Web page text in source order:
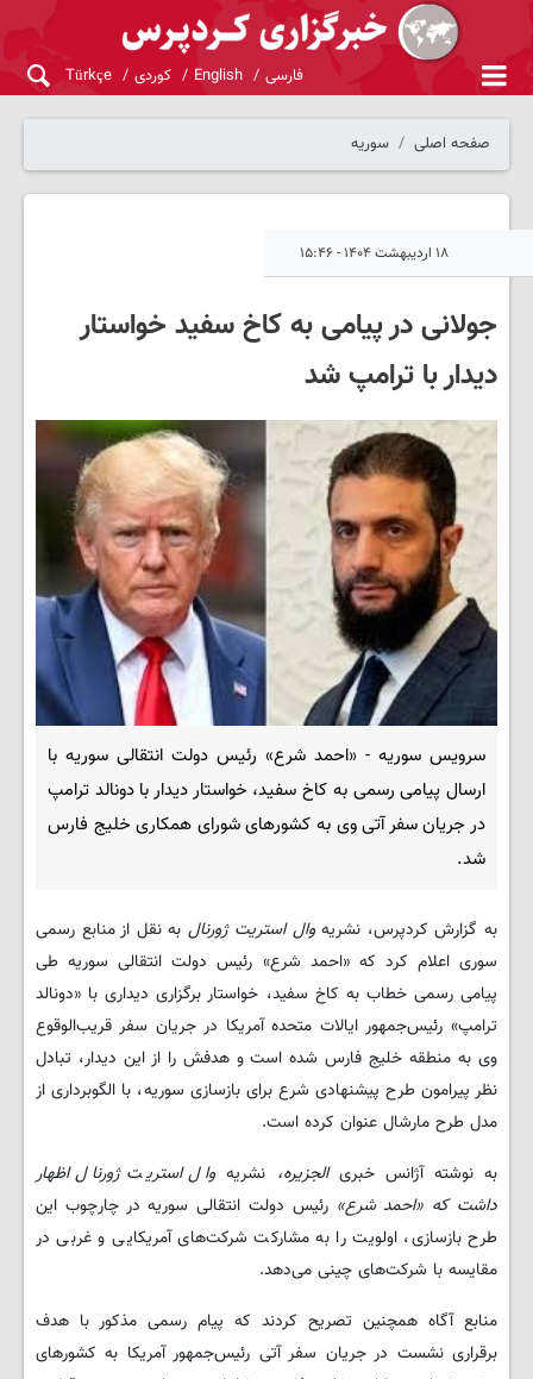
فارسی English کوردی Türkçe
صفحه اصلی سوریه
۱۸ اردیبهشت ۱۴۰۴ - ۱۵:۴۶
جولانی در پیامی به کاخ سفید خواستار
دیدار با ترامپ شد
سرویس سوریه - «احمد شرع» رئیس دولت انتقالی سوریه با
ارسال پیامی رسمی به کاخ سفید، خواستار دیدار با دونالد ترامپ
در جریان سفر آتی وی به کشورهای شورای همکاری خلیج فارس
شد.
به گزارش کردپرس، نشریهوال استریت ژورنال به نقل از منابع رسمی
سوری اعلام کرد که «احمد شرع» رئیس دولت انتقالی سوریه طی
پیامی رسمی خطاب به کاخ سفید، خواستار برگزاری دیداری با «دونالد
ترامپ» رئیس‌جمهور ایالات متحده آمریکا در جریان سفر قریب‌الوقوع
وی به منطقه خلیج فارس شده است و هدفش را از این دیدار، تبادل
نظر پیرامون طرح پیشنهادی شرع برای بازسازی سوریه، با الگوبرداری از
مدل طرح مارشال عنوان کرده است.
به نوشته آژانس خبریالجزیره، نشریه وال استریت ژورنال اظهار
داشت که «احمد شرع» رئیس دولت انتقالی سوریه در چارچوب این
طرح بازسازی، اولویت را به مشارکت شرکت‌های آمریکایی و غربی در
مقایسه با شرکت‌های چینی می‌دهد.
منابع آگاه همچنین تصریح کردند که پیام رسمی مذکور با هدف
برقراری نشست در جریان سفر آتی رئیس‌جمهور آمریکا به کشورهای